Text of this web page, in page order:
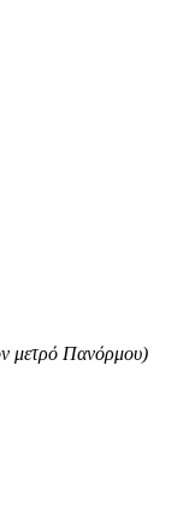
μετρό Πανόρμου)